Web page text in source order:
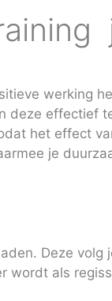
werking
deze effectief
het effect
je
Deze
wordt als